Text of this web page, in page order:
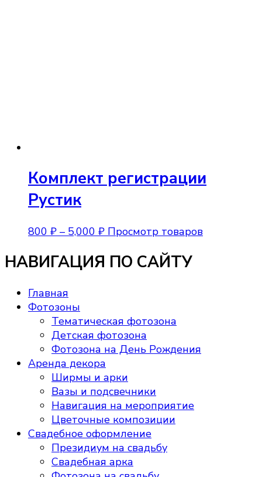
Комплект регистрации
Рустик
800 ₽ – 5,000 ₽Диапазон
800 ₽
Просмотр товаров
НАВИГАЦИЯ ПО САЙТУ
Главная
Фотозоны
Тематическая фотозона
Детская фотозона
Фотозона на День Рождения
Аренда декора
Ширмы и арки
Вазы и подсвечники
Навигация на мероприятие
Цветочные композиции
Свадебное оформление
Президиум на свадьбу
Свадебная арка